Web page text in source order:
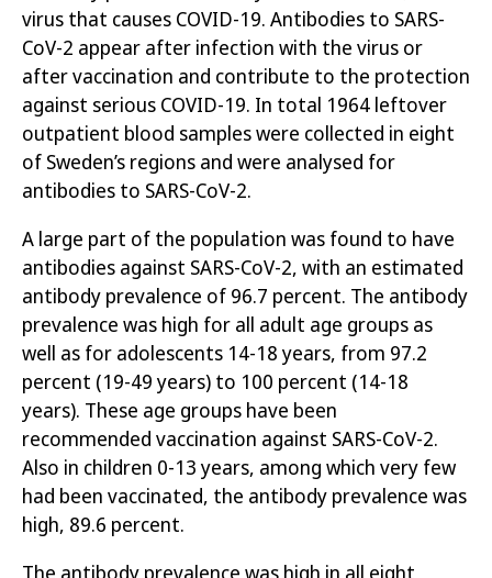
virus that causes COVID-19. Antibodies to SARS-
CoV-2 appear after infection with the virus or
after vaccination and contribute to the protection
against serious COVID-19. In total 1964 leftover
outpatient blood samples were collected in eight
of Sweden’s regions and were analysed for
antibodies to SARS-CoV-2.
A large part of the population was found to have
antibodies against SARS-CoV-2, with an estimated
antibody prevalence of 96.7 percent. The antibody
prevalence was high for all adult age groups as
well as for adolescents 14-18 years, from 97.2
percent (19-49 years) to 100 percent (14-18
years). These age groups have been
recommended vaccination against SARS-CoV-2.
Also in children 0-13 years, among which very few
had been vaccinated, the antibody prevalence was
high, 89.6 percent.
The antibody prevalence was high in all eight